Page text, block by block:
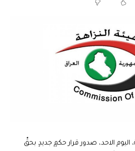
اليوم الاحد، صدور قرار حكمٍ جديدٍ بحقِّ